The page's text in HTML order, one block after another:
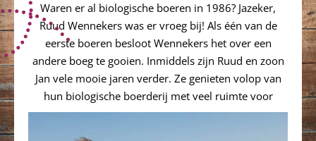
Waren er al biologische boeren in 1986? Jazeker,
Ruud Wennekers was er vroeg bij! Als één van de
eerste boeren besloot Wennekers het over een
andere boeg te gooien. Inmiddels zijn Ruud en zoon
Jan vele mooie jaren verder. Ze genieten volop van
hun biologische boerderij met veel ruimte voor
weidevogels en laten anderen graag meekijken.